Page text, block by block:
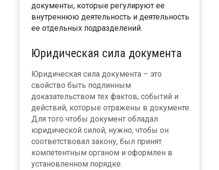
документы, которые регулируют ее
внутреннюю деятельность и деятельность
ее отдельных подразделений.
Юридическая сила документа
Юридическая сила документа – это
свойство быть подлинным
доказательством тех фактов, событий и
действий, которые отражены в документе.
Для того чтобы документ обладал
юридической силой, нужно, чтобы он
соответствовал закону, был принят
компетентным органом и оформлен в
установленном порядке.